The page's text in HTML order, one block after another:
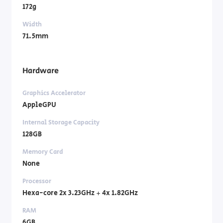
172g
Width
71.5mm
Hardware
Graphics Accelerator
AppleGPU
Internal Storage Capacity
128GB
Memory Card
None
Processor
Hexa-core 2x 3.23GHz + 4x 1.82GHz
RAM